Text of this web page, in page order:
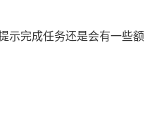
示完成任务还是会有一些额